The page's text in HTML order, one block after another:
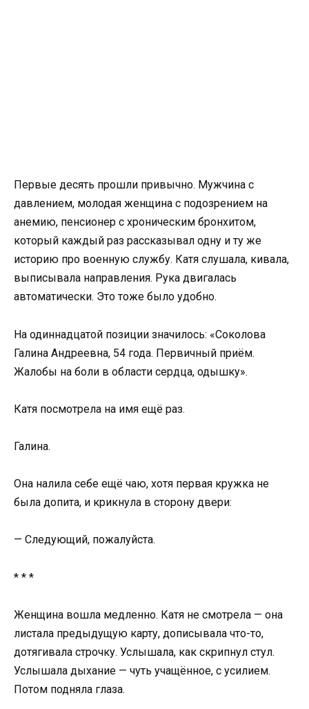
Первые десять прошли привычно. Мужчина с
давлением, молодая женщина с подозрением на
анемию, пенсионер с хроническим бронхитом,
который каждый раз рассказывал одну и ту же
историю про военную службу. Катя слушала, кивала,
выписывала направления. Рука двигалась
автоматически. Это тоже было удобно.
На одиннадцатой позиции значилось: «Соколова
Галина Андреевна, 54 года. Первичный приём.
Жалобы на боли в области сердца, одышку».
Катя посмотрела на имя ещё раз.
Галина.
Она налила себе ещё чаю, хотя первая кружка не
была допита, и крикнула в сторону двери:
— Следующий, пожалуйста.
* * *
Женщина вошла медленно. Катя не смотрела — она
листала предыдущую карту, дописывала что-то,
дотягивала строчку. Услышала, как скрипнул стул.
Услышала дыхание — чуть учащённое, с усилием.
Потом подняла глаза.